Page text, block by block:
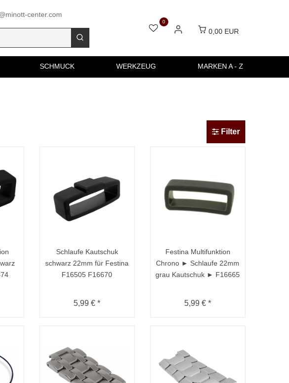
center.com
0
0,00 EUR
SCHMUCK WERKZEUG MARKEN A - Z
Filter
Schlaufe Kautschuk
schwarz 22mm für Festina
F16505 F16670
5,99 € *
Festina Multifunktion
Chrono ► Schlaufe 22mm
grau Kautschuk ► F16665
5,99 € *